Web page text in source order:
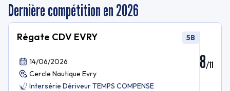
Dernière compétition en 2026
Régate CDV EVRY 5B
14/06/2026
Cercle Nautique Evry
Intersérie Dériveur TEMPS COMPENSE
8/11